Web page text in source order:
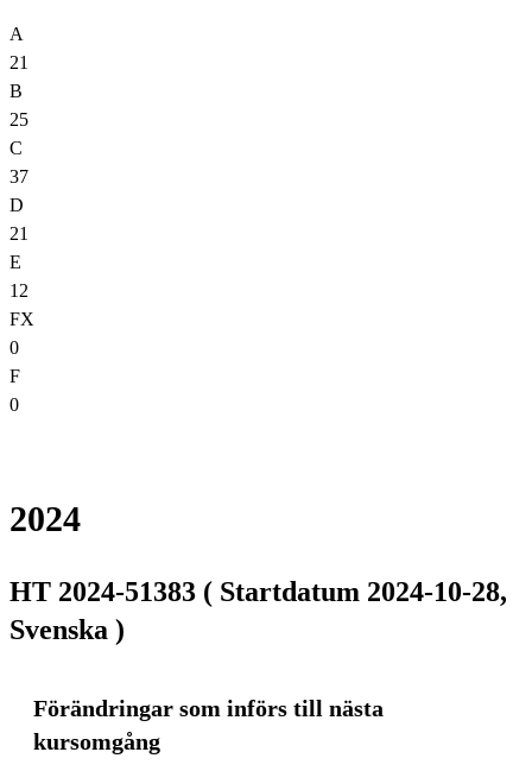
A
21
B
25
C
37
D
21
E
12
FX
0
F
0
2024
HT 2024-51383 ( Startdatum 2024-10-28,
Svenska )
Förändringar som införs till nästa
kursomgång